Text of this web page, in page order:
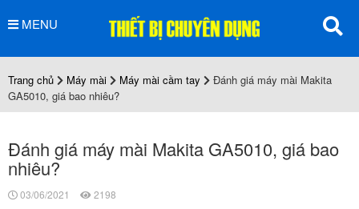
MENU
Trang chủ Máy mài Máy mài cầm tay
Đánh giá máy mài Makita
GA5010, giá bao nhiêu?
Đánh giá máy mài Makita GA5010, giá bao
nhiêu?
03/06/2021 2198